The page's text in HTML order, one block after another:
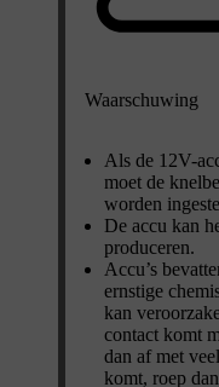
Waarschuwing
Als de 12V-
moet de
worden
De accu kan
produceren.
Accu’s
ernstige
kan
contact komt
dan af met
komt, roep